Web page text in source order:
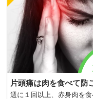
片頭痛は肉を食べて防
週に１回以上、赤身肉を